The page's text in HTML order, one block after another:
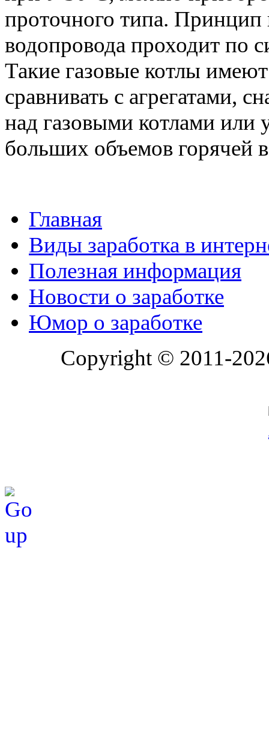
проточного типа.
водопровода проходит по
Такие газовые котлы
сравнивать с агрегатами,
над газовыми котлами или
больших объемов горячей
Главная
Виды заработка в
Полезная информация
Новости о заработке
Юмор о заработке
Copyright © 2011-